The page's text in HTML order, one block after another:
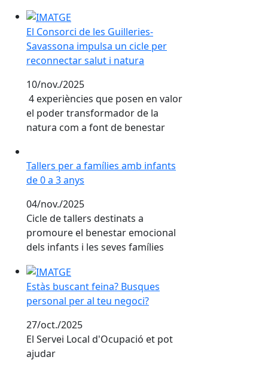
El Consorci de les Guilleries-Savassona impulsa un
El Consorci de les Guilleries-
Savassona impulsa un cicle per
reconnectar salut i natura
10/nov./2025
4 experiències que posen en valor
el poder transformador de la
natura com a font de benestar
Tallers per a famílies amb infants
de 0 a 3 anys
04/nov./2025
Cicle de tallers destinats a
promoure el benestar emocional
dels infants i les seves famílies
Estàs buscant feina? Busques personal per al teu
Estàs buscant feina? Busques
personal per al teu negoci?
27/oct./2025
El Servei Local d'Ocupació et pot
ajudar